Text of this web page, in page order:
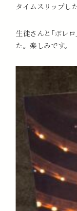
タイムスリップし
生徒さんと｢ボレ
た。楽しみです。